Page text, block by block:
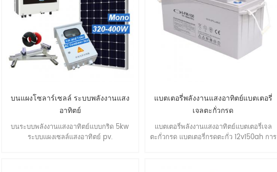
บนแผงโซลาร์เซลล์ ระบบพลังงานแสง
อาทิตย์
บนระบบพลังงานแสงอาทิตย์แบบกริด 5kw
ระบบแผงเซลล์แสงอาทิตย์ pv.
แบตเตอรี่พลังงานแสงอาทิตย์แบตเตอรี่
เจลตะกั่วกรด
แบตเตอรี่พลังงานแสงอาทิตย์แบตเตอรี่เจล
ตะกั่วกรด แบตเตอรี่กรดตะกั่ว 12v150ah การ